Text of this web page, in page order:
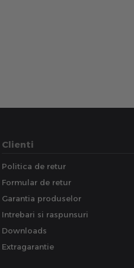
Clienti
Politica de retur
Formular de retur
Garantia produselor
Intrebari si raspunsuri
Downloads
Extragarantie